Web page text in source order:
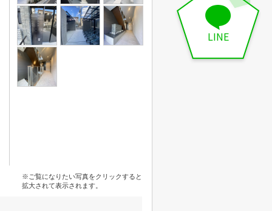
※ご覧になりたい写真をクリックすると
拡大されて表示されます。
LINE